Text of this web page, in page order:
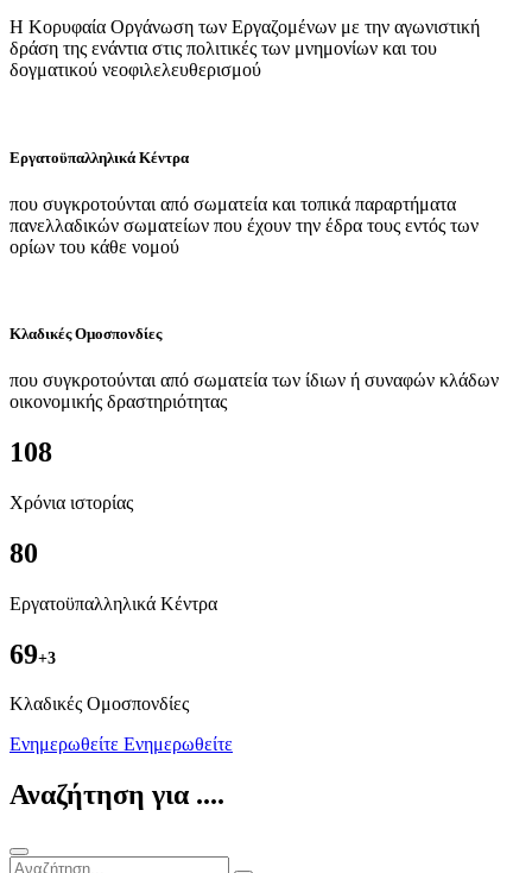
Η Κορυφαία Οργάνωση των Εργαζομένων με την αγωνιστική
δράση της ενάντια στις πολιτικές των μνημονίων και του
δογματικού νεοφιλελευθερισμού
Εργατοϋπαλληλικά Κέντρα
που συγκροτούνται από σωματεία και τοπικά παραρτήματα
πανελλαδικών σωματείων που έχουν την έδρα τους εντός των
ορίων του κάθε νομού
Κλαδικές Ομοσπονδίες
που συγκροτούνται από σωματεία των ίδιων ή συναφών κλάδων
οικονομικής δραστηριότητας
108
Χρόνια ιστορίας
80
Εργατοϋπαλληλικά Κέντρα
69+3
Kλαδικές Ομοσπονδίες
Ενημερωθείτε Ενημερωθείτε
Αναζήτηση για ....